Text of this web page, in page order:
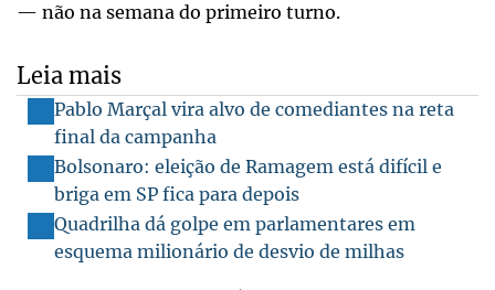
— não na semana do primeiro turno.
Leia mais
Pablo Marçal vira alvo de comediantes na reta
final da campanha
Bolsonaro: eleição de Ramagem está difícil e
briga em SP fica para depois
Quadrilha dá golpe em parlamentares em
esquema milionário de desvio de milhas